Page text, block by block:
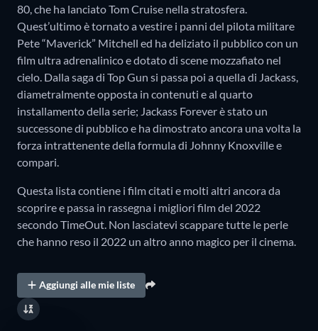
80, che ha lanciato Tom Cruise nella stratosfera.
Quest’ultimo è tornato a vestire i panni del pilota militare
Pete “Maverick” Mitchell ed ha deliziato il pubblico con un
film ultra adrenalinico e dotato di scene mozzafiato nel
cielo. Dalla saga di Top Gun si passa poi a quella di Jackass,
diametralmente opposta in contenuti e al quarto
installamento della serie; Jackass Forever è stato un
successone di pubblico e ha dimostrato ancora una volta la
forza intrattenente della formula di Johnny Knoxville e
compari.
Questa lista contiene i film citati e molti altri ancora da
scoprire e passa in rassegna i migliori film del 2022
secondo TimeOut. Non lasciatevi scappare tutte le perle
che hanno reso il 2022 un altro anno magico per il cinema.
Aggiungi alle mie liste